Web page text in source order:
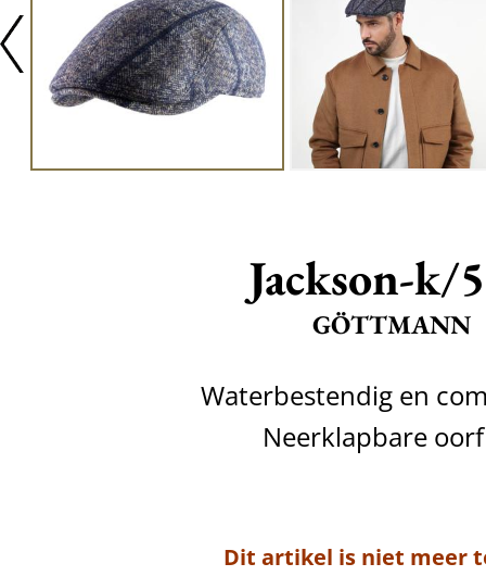
Jackson-k/
GÖTTMANN
Waterbestendig en
Neerklapbare
Dit artikel is niet meer